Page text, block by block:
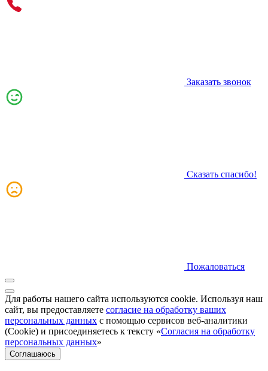
Заказать звонок
Сказать спасибо!
Пожаловаться
Для работы нашего сайта используются cookie. Используя наш
сайт, вы предоставляете согласие на обработку ваших
персональных данных с помощью сервисов веб-аналитики
(Cookie) и присоединяетесь к тексту «Согласия на обработку
персональных данных»
Соглашаюсь